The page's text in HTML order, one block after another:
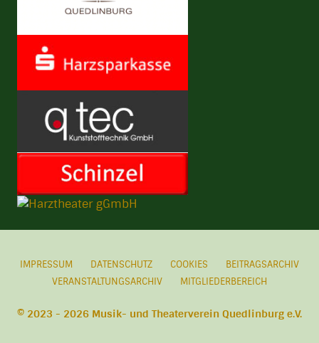
IMPRESSUM DATENSCHUTZ COOKIES
BEITRAGSARCHIV
VERANSTALTUNGSARCHIV
MITGLIEDERBEREICH
© 2023 - 2026 Musik- und Theaterverein Quedlinburg e.V.